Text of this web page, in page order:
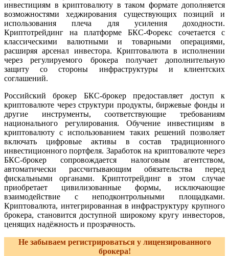
инвестициям в криптовалюту в таком формате дополняется
возможностями хеджирования существующих позиций и
использования плеча для усиления доходности.
Криптотрейдинг на платформе БКС-Форекс сочетается с
классическими валютными и товарными операциями,
расширяя арсенал инвестора. Криптовалюта в исполнении
через регулируемого брокера получает дополнительную
защиту со стороны инфраструктуры и клиентских
соглашений.
Российский брокер БКС-брокер предоставляет доступ к
криптовалюте через структури продукты, биржевые фонды и
другие инструменты, соответствующие требованиям
национального регулирования. Обучение инвестициям в
криптовалюту с использованием таких решений позволяет
включать цифровые активы в состав традиционного
инвестиционного портфеля. Заработок на криптовалюте через
БКС-брокер сопровождается налоговым агентством,
автоматически рассчитывающим обязательства перед
фискальными органами. Криптотрейдинг в этом случае
приобретает цивилизованные формы, исключающие
взаимодействие с неподконтрольными площадками.
Криптовалюта, интегрированная в инфраструктуру крупного
брокера, становится доступной широкому кругу инвесторов,
ценящих надёжность и прозрачность.
Не забываем регистрироваться у лицензированного
брокера!